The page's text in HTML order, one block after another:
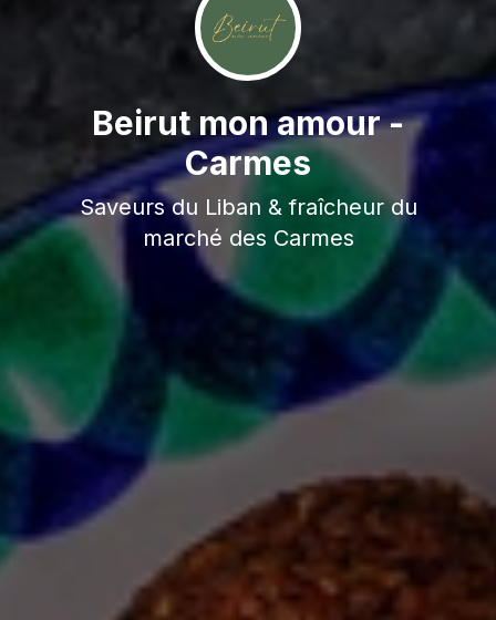
Beirut mon amour -
Carmes
Saveurs du Liban & fraîcheur du
marché des Carmes